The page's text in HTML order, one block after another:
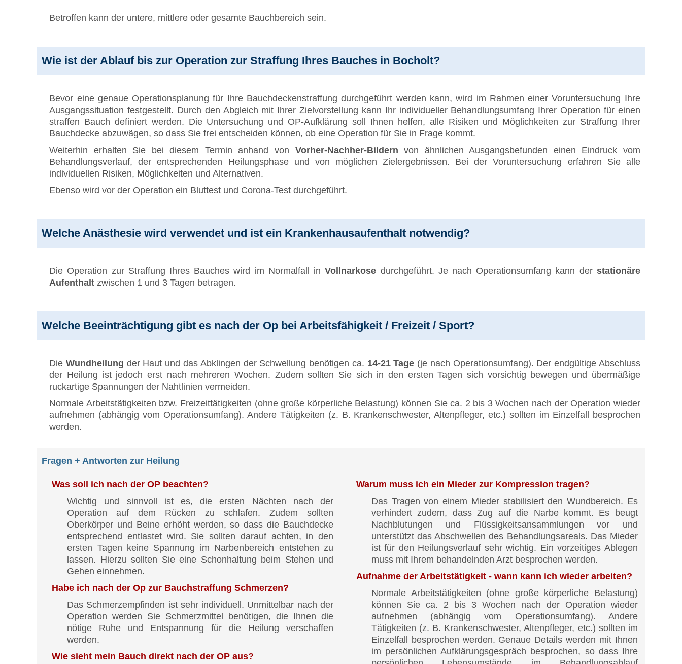
Betroffen kann der untere, mittlere oder gesamte Bauchbereich sein.
Wie ist der Ablauf bis zur Operation zur Straffung Ihres Bauches in Bocholt?
Bevor eine genaue Operationsplanung für Ihre Bauchdeckenstraffung durchgeführt werden kann, wird im Rahmen einer Voruntersuchung Ihre
Ausgangssituation festgestellt. Durch den Abgleich mit Ihrer Zielvorstellung kann Ihr individueller Behandlungsumfang Ihrer Operation für einen
straffen Bauch definiert werden. Die Untersuchung und OP-Aufklärung soll Ihnen helfen, alle Risiken und Möglichkeiten zur Straffung Ihrer
Bauchdecke abzuwägen, so dass Sie frei entscheiden können, ob eine Operation für Sie in Frage kommt.
Weiterhin erhalten Sie bei diesem Termin anhand von Vorher-Nachher-Bildern von ähnlichen Ausgangsbefunden einen Eindruck vom
Behandlungsverlauf, der entsprechenden Heilungsphase und von möglichen Zielergebnissen. Bei der Voruntersuchung erfahren Sie alle
individuellen Risiken, Möglichkeiten und Alternativen.
Ebenso wird vor der Operation ein Bluttest und Corona-Test durchgeführt.
Welche Anästhesie wird verwendet und ist ein Krankenhausaufenthalt notwendig?
Die Operation zur Straffung Ihres Bauches wird im Normalfall inVollnarkose durchgeführt. Je nach Operationsumfang kann der stationäre
Aufenthalt zwischen 1 und 3 Tagen betragen.
Welche Beeinträchtigung gibt es nach der Op bei Arbeitsfähigkeit / Freizeit / Sport?
Die Wundheilung der Haut und das Abklingen der Schwellung benötigen ca. 14-21 Tage (je nach Operationsumfang). Der endgültige Abschluss
der Heilung ist jedoch erst nach mehreren Wochen. Zudem sollten Sie sich in den ersten Tagen sich vorsichtig bewegen und übermäßige
ruckartige Spannungen der Nahtlinien vermeiden.
Normale Arbeitstätigkeiten bzw. Freizeittätigkeiten (ohne große körperliche Belastung) können Sie ca. 2 bis 3 Wochen nach der Operation wieder
aufnehmen (abhängig vom Operationsumfang). Andere Tätigkeiten (z. B. Krankenschwester, Altenpfleger, etc.) sollten im Einzelfall besprochen
werden.
Fragen + Antworten zur Heilung
Was soll ich nach der OP beachten?
Wichtig und sinnvoll ist es, die ersten Nächten nach der
Operation auf dem Rücken zu schlafen. Zudem sollten
Oberkörper und Beine erhöht werden, so dass die Bauchdecke
entsprechend entlastet wird. Sie sollten darauf achten, in den
ersten Tagen keine Spannung im Narbenbereich entstehen zu
lassen. Hierzu sollten Sie eine Schonhaltung beim Stehen und
Gehen einnehmen.
Habe ich nach der Op zur Bauchstraffung Schmerzen?
Das Schmerzempfinden ist sehr individuell. Unmittelbar nach der
Operation werden Sie Schmerzmittel benötigen, die Ihnen die
nötige Ruhe und Entspannung für die Heilung verschaffen
werden.
Wie sieht mein Bauch direkt nach der OP aus?
Warum muss ich ein Mieder zur Kompression tragen?
Das Tragen von einem Mieder stabilisiert den Wundbereich. Es
verhindert zudem, dass Zug auf die Narbe kommt. Es beugt
Nachblutungen und Flüssigkeitsansammlungen vor und
unterstützt das Abschwellen des Behandlungsareals. Das Mieder
ist für den Heilungsverlauf sehr wichtig. Ein vorzeitiges Ablegen
muss mit Ihrem behandelnden Arzt besprochen werden.
Aufnahme der Arbeitstätigkeit - wann kann ich wieder arbeiten?
Normale Arbeitstätigkeiten (ohne große körperliche Belastung)
können Sie ca. 2 bis 3 Wochen nach der Operation wieder
aufnehmen (abhängig vom Operationsumfang). Andere
Tätigkeiten (z. B. Krankenschwester, Altenpfleger, etc.) sollten im
Einzelfall besprochen werden. Genaue Details werden mit Ihnen
im persönlichen Aufklärungsgespräch besprochen, so dass Ihre